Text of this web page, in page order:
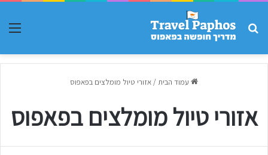
חפש עבור
עמוד הבית/ אזורי טיול מומלצים בפאפוס
אזורי טיול מומלצים בפאפוס